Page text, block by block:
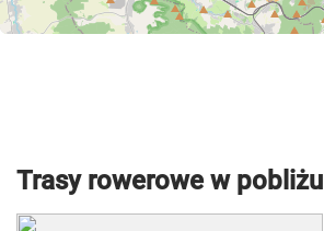
Trasy rowerowe w pobliżu